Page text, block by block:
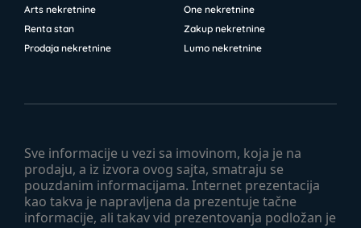
Sve informacije u vezi sa imovinom, koja je na
prodaju, a iz izvora ovog sajta, smatraju se
pouzdanim informacijama. Internet prezentacija
kao takva je napravljena da prezentuje tačne
informacije, ali takav vid prezentovanja podložan je
Arts nekretnine
One nekretnine
Renta stan
Zakup nekretnine
Prodaja nekretnine
Lumo nekretnine